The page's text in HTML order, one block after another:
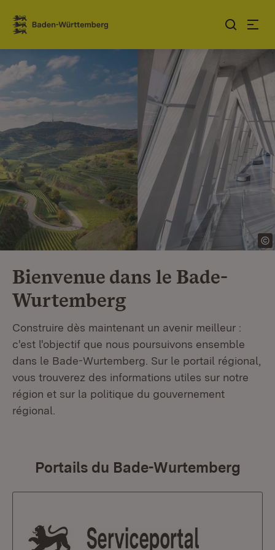
Sauter au contenu
Link zur Startseite
Bienvenue dans le Bade-
Wurtemberg
Construire dès maintenant un avenir meilleur :
c'est l'objectif que nous poursuivons ensemble
dans le Bade-Wurtemberg. Sur le portail régional,
vous trouverez des informations utiles sur notre
région et sur la politique du gouvernement
régional.
Portails du Bade-Wurtemberg